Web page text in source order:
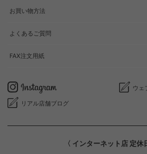
お買い物方法
よくあるご質問
FAX注文用紙
ウェ
リアル店舗ブログ
〈 インターネット店 定休